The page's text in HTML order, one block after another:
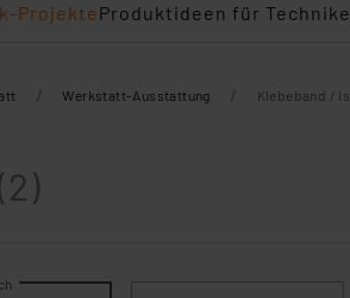
ProjekteProduktideen für
/ Werkstatt-Ausstattung / Klebeband /